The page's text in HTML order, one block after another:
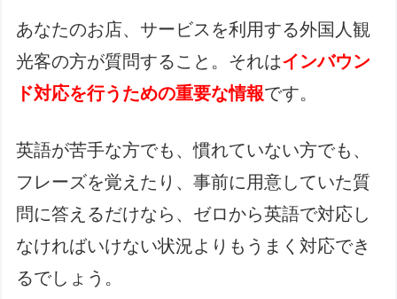
あなたのお店、サービスを利用する外国人観
光客の方が質問すること。それはインバウン
ド対応を行うための重要な情報です。
英語が苦手な方でも、慣れていない方でも、
フレーズを覚えたり、事前に用意していた質
問に答えるだけなら、ゼロから英語で対応し
なければいけない状況よりもうまく対応でき
るでしょう。